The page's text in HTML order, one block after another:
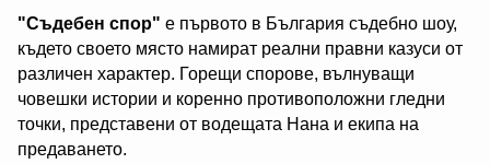
"Съдебен спор" е първото в България съдебно шоу,
където своето място намират реални правни казуси от
различен характер. Горещи спорове, вълнуващи
човешки истории и коренно противоположни гледни
точки, представени от водещата Нана и екипа на
предаването.